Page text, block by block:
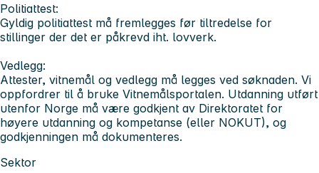
Politiattest:
Gyldig politiattest må fremlegges før tiltredelse for
stillinger der det er påkrevd iht. lovverk.
Vedlegg:
Attester, vitnemål og vedlegg må legges ved søknaden. Vi
oppfordrer til å bruke Vitnemålsportalen. Utdanning utført
utenfor Norge må være godkjent av Direktoratet for
høyere utdanning og kompetanse (eller NOKUT), og
godkjenningen må dokumenteres.
Sektor